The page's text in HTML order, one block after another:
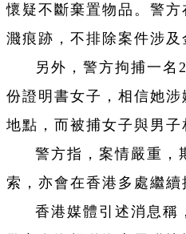
懷疑不斷棄置物品。警
濺痕跡，不排除案件涉及
另外，警方拘捕一名
份證明書女子，相信她
地點，而被捕女子與男子
警方指，案情嚴重，
索，亦會在香港多處繼續
香港媒體引述消息稱